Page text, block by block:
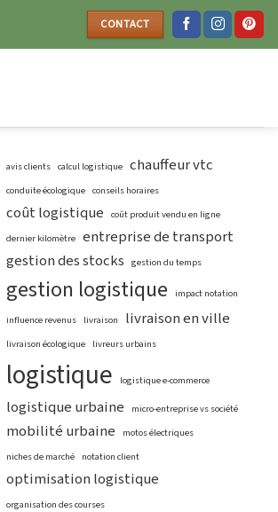
CONTACT
avis clients calcul logistique chauffeur vtc
conduite écologique conseils horaires
coût logistique coût produit vendu en ligne
dernier kilomètre entreprise de transport
gestion des stocks gestion du temps
gestion logistique
impact notation
influence revenus livraison livraison en ville
livraison écologique livreurs urbains
logistique logistique e-commerce
logistique urbaine micro-entreprise vs société
mobilité urbaine
motos électriques
niches de marché notation client
optimisation logistique
organisation des courses